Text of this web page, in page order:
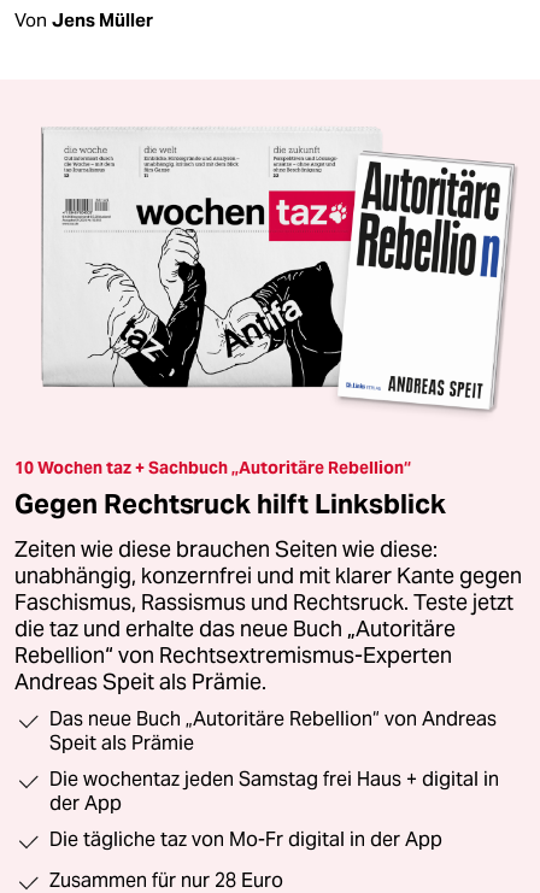
Von Jens Müller
10 Wochen taz + Sachbuch „Autoritäre Rebellion“
Gegen Rechtsruck hilft Linksblick
Zeiten wie diese brauchen Seiten wie diese:
unabhängig, konzernfrei und mit klarer Kante gegen
Faschismus, Rassismus und Rechtsruck. Teste jetzt
die taz und erhalte das neue Buch „Autoritäre
Rebellion“ von Rechtsextremismus-Experten
Andreas Speit als Prämie.
Das neue Buch „Autoritäre Rebellion“ von Andreas
Speit als Prämie
Die wochentaz jeden Samstag frei Haus + digital in
der App
Die tägliche taz von Mo-Fr digital in der App
Zusammen für nur 28 Euro